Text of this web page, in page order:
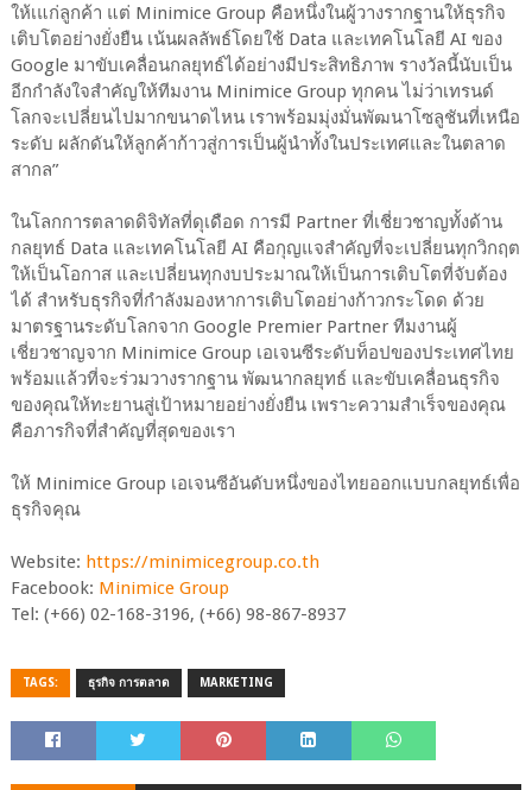
ให้เแก่ลูกค้า แต่ Minimice Group คือหนึ่งในผู้วางรากฐานให้ธุรกิจ
เติบโตอย่างยั่งยืน เน้นผลลัพธ์โดยใช้ Data และเทคโนโลยี AI ของ
Google มาขับเคลื่อนกลยุทธ์ได้อย่างมีประสิทธิภาพ รางวัลนี้นับเป็น
อีกกำลังใจสำคัญให้ทีมงาน Minimice Group ทุกคน ไม่ว่าเทรนด์
โลกจะเปลี่ยนไปมากขนาดไหน เราพร้อมมุ่งมั่นพัฒนาโซลูชันที่เหนือ
ระดับ ผลักดันให้ลูกค้าก้าวสู่การเป็นผู้นำทั้งในประเทศและในตลาด
สากล”
ในโลกการตลาดดิจิทัลที่ดุเดือด การมี Partner ที่เชี่ยวชาญทั้งด้าน
กลยุทธ์ Data และเทคโนโลยี AI คือกุญแจสำคัญที่จะเปลี่ยนทุกวิกฤต
ให้เป็นโอกาส และเปลี่ยนทุกงบประมาณให้เป็นการเติบโตที่จับต้อง
ได้ สำหรับธุรกิจที่กำลังมองหาการเติบโตอย่างก้าวกระโดด ด้วย
มาตรฐานระดับโลกจาก Google Premier Partner ทีมงานผู้
เชี่ยวชาญจาก Minimice Group เอเจนซีระดับท็อปของประเทศไทย
พร้อมแล้วที่จะร่วมวางรากฐาน พัฒนากลยุทธ์ และขับเคลื่อนธุรกิจ
ของคุณให้ทะยานสู่เป้าหมายอย่างยั่งยืน เพราะความสำเร็จของคุณ
คือภารกิจที่สำคัญที่สุดของเรา
ให้ Minimice Group เอเจนซีอันดับหนึ่งของไทยออกแบบกลยุทธ์เพื่อ
ธุรกิจคุณ
Website: https://minimicegroup.co.th
Facebook: Minimice Group
Tel: (+66) 02-168-3196, (+66) 98-867-8937
TAGS: ธุรกิจ การตลาด MARKETING